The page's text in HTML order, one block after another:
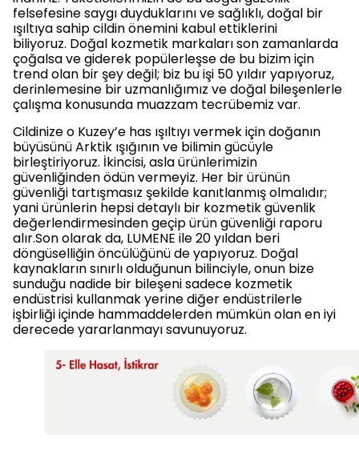
felsefesine saygı duyduklarını ve sağlıklı, doğal bir
ışıltıya sahip cildin önemini kabul ettiklerini
biliyoruz. Doğal kozmetik markaları son zamanlarda
çoğalsa ve giderek popülerleşse de bu bizim için
trend olan bir şey değil; biz bu işi 50 yıldır yapıyoruz,
derinlemesine bir uzmanlığımız ve doğal bileşenlerle
çalışma konusunda muazzam tecrübemiz var.
Cildinize o Kuzey’e has ışıltıyı vermek için doğanın
büyüsünü Arktik ışığının ve bilimin gücüyle
birleştiriyoruz. İkincisi, asla ürünlerimizin
güvenliğinden ödün vermeyiz. Her bir ürünün
güvenliği tartışmasız şekilde kanıtlanmış olmalıdır;
yani ürünlerin hepsi detaylı bir kozmetik güvenlik
değerlendirmesinden geçip ürün güvenliği raporu
alır.Son olarak da, LUMENE ile 20 yıldan beri
döngüselliğin öncülüğünü de yapıyoruz. Doğal
kaynakların sınırlı olduğunun bilinciyle, onun bize
sunduğu nadide bir bileşeni sadece kozmetik
endüstrisi kullanmak yerine diğer endüstrilerle
işbirliği içinde hammaddelerden mümkün olan en iyi
derecede yararlanmayı savunuyoruz.